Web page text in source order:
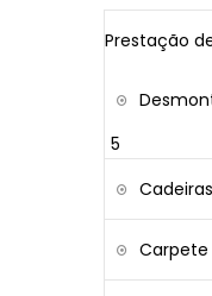
Prestação
5
Carpete